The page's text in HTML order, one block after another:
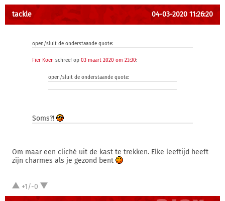
tackle 04-03-2020 11:26:20
open/sluit de onderstaande quote:
Fier Koen schreef op 03 maart 2020 om 23:30:
open/sluit de onderstaande quote:
Soms?!
Om maar een cliché uit de kast te trekken. Elke leeftijd heeft
zijn charmes als je gezond bent
+1/-0